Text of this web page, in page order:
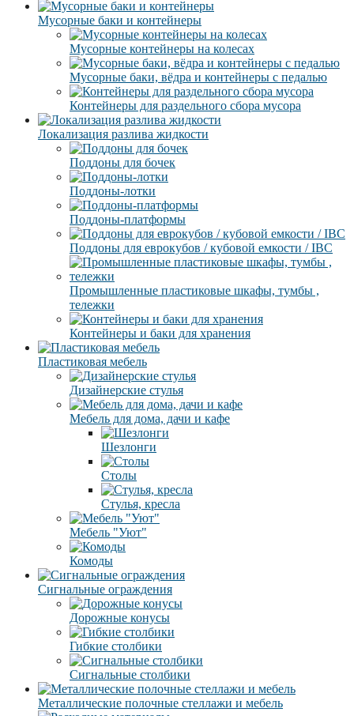
Мусорные баки и контейнеры
Мусорные контейнеры на колесах
Мусорные баки, вёдра и контейнеры с педалью
Контейнеры для раздельного сбора мусора
Локализация разлива жидкости
Поддоны для бочек
Поддоны-лотки
Поддоны-платформы
Поддоны для еврокубов / кубовой емкости / IBC
Промышленные пластиковые шкафы, тумбы ,
тележки
Контейнеры и баки для хранения
Пластиковая мебель
Дизайнерские стулья
Мебель для дома, дачи и кафе
Шезлонги
Столы
Стулья, кресла
Мебель "Уют"
Комоды
Сигнальные ограждения
Дорожные конусы
Гибкие столбики
Сигнальные столбики
Металлические полочные стеллажи и мебель